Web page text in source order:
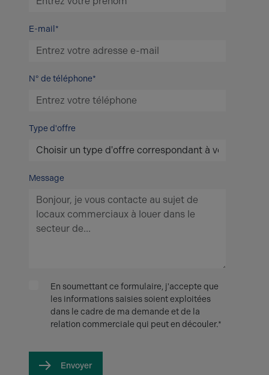
E-mail*
N° de téléphone*
Type d'offre
Message
En soumettant ce formulaire, j'accepte que
les informations saisies soient exploitées
dans le cadre de ma demande et de la
relation commerciale qui peut en découler.*
Envoyer